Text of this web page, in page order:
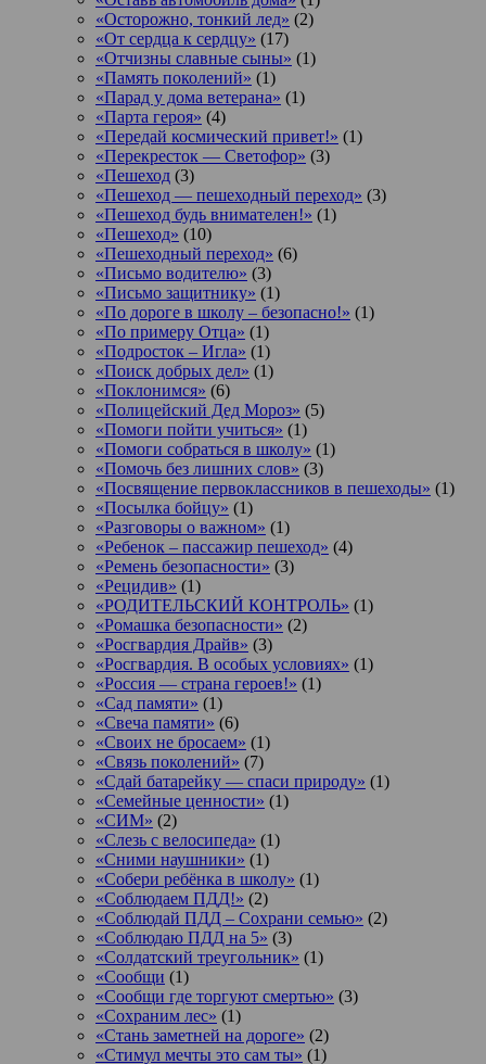
«Осторожно, тонкий лед» (2)
«От сердца к сердцу» (17)
«Отчизны славные сыны» (1)
«Память поколений» (1)
«Парад у дома ветерана» (1)
«Парта героя» (4)
«Передай космический привет!» (1)
«Перекресток — Светофор» (3)
«Пешеход (3)
«Пешеход — пешеходный переход» (3)
«Пешеход будь внимателен!» (1)
«Пешеход» (10)
«Пешеходный переход» (6)
«Письмо водителю» (3)
«Письмо защитнику» (1)
«По дороге в школу – безопасно!» (1)
«По примеру Отца» (1)
«Подросток ‒ Игла» (1)
«Поиск добрых дел» (1)
«Поклонимся» (6)
«Полицейский Дед Мороз» (5)
«Помоги пойти учиться» (1)
«Помоги собраться в школу» (1)
«Помочь без лишних слов» (3)
«Посвящение первоклассников в пешеходы» (1)
«Посылка бойцу» (1)
«Разговоры о важном» (1)
«Ребенок – пассажир пешеход» (4)
«Ремень безопасности» (3)
«Рецидив» (1)
«РОДИТЕЛЬСКИЙ КОНТРОЛЬ» (1)
«Ромашка безопасности» (2)
«Росгвардия Драйв» (3)
«Росгвардия. В особых условиях» (1)
«Россия — страна героев!» (1)
«Сад памяти» (1)
«Свеча памяти» (6)
«Своих не бросаем» (1)
«Связь поколений» (7)
«Сдай батарейку — спаси природу» (1)
«Семейные ценности» (1)
«СИМ» (2)
«Слезь с велосипеда» (1)
«Сними наушники» (1)
«Собери ребёнка в школу» (1)
«Соблюдаем ПДД!» (2)
«Соблюдай ПДД – Сохрани семью» (2)
«Соблюдаю ПДД на 5» (3)
«Солдатский треугольник» (1)
«Сообщи (1)
«Сообщи где торгуют смертью» (3)
«Сохраним лес» (1)
«Стань заметней на дороге» (2)
«Стимул мечты это сам ты» (1)